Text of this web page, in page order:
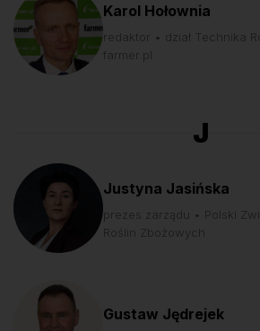
Karol Hołownia
redaktor • dział Technika
farmer.pl
J
Justyna Jasińska
prezes zarządu • Polski
Roślin Zbożowych
Gustaw Jędrejek